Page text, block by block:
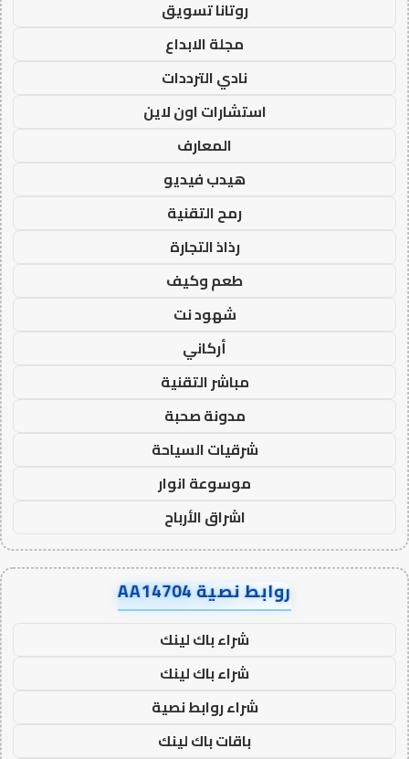
روتانا تسويق
مجلة الابداع
نادي الترددات
استشارات اون لاين
المعارف
هيدب فيديو
رمح التقنية
رذاذ التجارة
طعم وكيف
شهود نت
أركاني
مباشر التقنية
مدونة صحبة
شرقيات السياحة
موسوعة انوار
اشراق الأرباح
روابط نصية AA14704
شراء باك لينك
شراء باك لينك
شراء روابط نصية
باقات باك لينك